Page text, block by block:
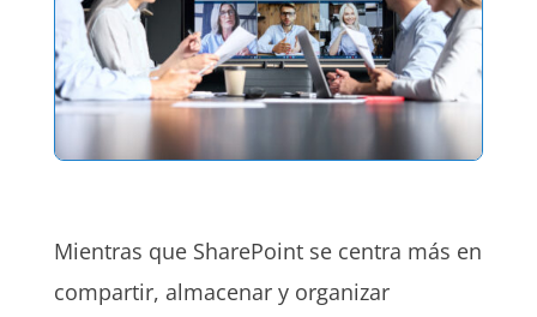
Mientras que SharePoint se centra más en
compartir, almacenar y organizar